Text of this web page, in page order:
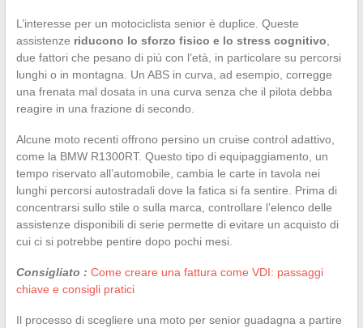
L’interesse per un motociclista senior è duplice. Queste
assistenze riducono lo sforzo fisico e lo stress cognitivo
due fattori che pesano di più con l’età, in particolare su percorsi
lunghi o in montagna. Un ABS in curva, ad esempio, corregge
una frenata mal dosata in una curva senza che il pilota debba
reagire in una frazione di secondo.
Alcune moto recenti offrono persino un cruise control adattivo,
come la BMW R1300RT. Questo tipo di equipaggiamento, un
tempo riservato all’automobile, cambia le carte in tavola nei
lunghi percorsi autostradali dove la fatica si fa sentire. Prima di
concentrarsi sullo stile o sulla marca, controllare l’elenco delle
assistenze disponibili di serie permette di evitare un acquisto di
cui ci si potrebbe pentire dopo pochi mesi.
Consigliato : Come creare una fattura come VDI: passaggi
chiave e consigli pratici
Il processo di scegliere una moto per senior guadagna a partire